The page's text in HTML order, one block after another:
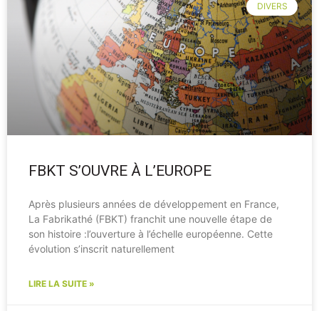
DIVERS
FBKT S’OUVRE À L’EUROPE
Après plusieurs années de développement en France,
La Fabrikathé (FBKT) franchit une nouvelle étape de
son histoire :l’ouverture à l’échelle européenne. Cette
évolution s’inscrit naturellement
LIRE LA SUITE »